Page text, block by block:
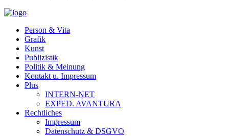
Person & Vita
Grafik
Kunst
Publizistik
Politik & Meinung
Kontakt u. Impressum
Plus
INTERN-NET
EXPED. AVANTURA
Rechtliches
Impressum
Datenschutz & DSGVO